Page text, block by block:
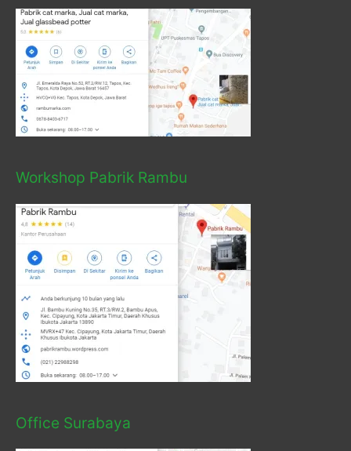
Workshop Pabrik Rambu
Office Surabaya